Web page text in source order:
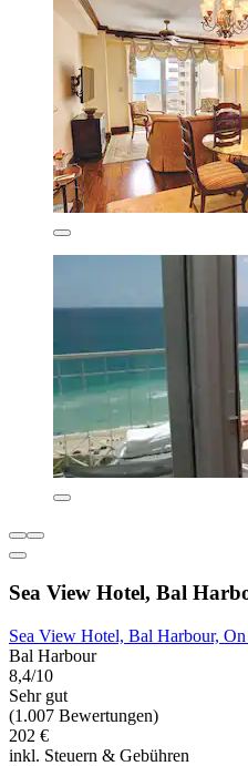
Sea View Hotel, Bal
Sea View Hotel, Bal Harbour, On
Bal Harbour
8,4/10
Sehr gut
(1.007 Bewertungen)
202 €
inkl. Steuern & Gebühren